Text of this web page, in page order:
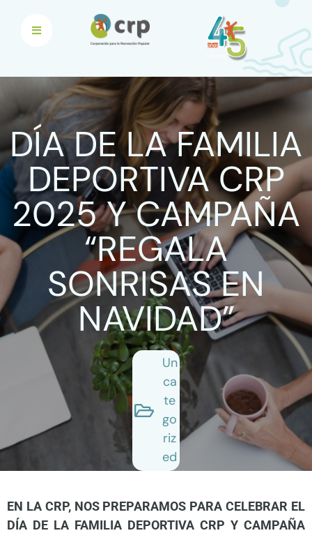
DÍA DE LA FAMILIA
DEPORTIVA CRP
2025 Y CAMPAÑA
“REGALA
SONRISAS EN
NAVIDAD”
Un
ca
te
go
riz
ed
EN LA CRP, NOS PREPARAMOS PARA CELEBRAR EL
DÍA DE LA FAMILIA DEPORTIVA CRP Y CAMPAÑA